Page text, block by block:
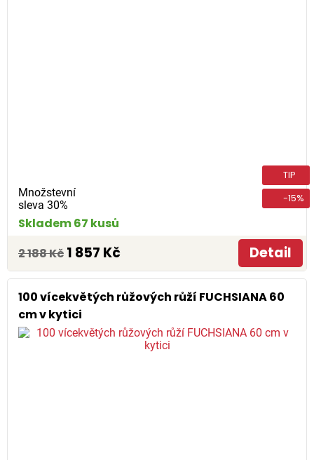
Množstevní
sleva 30%
TIP
-15%
Skladem 67 kusů
2 188 Kč 1 857 Kč Detail
100 vícekvětých růžových růží FUCHSIANA 60
cm v kytici